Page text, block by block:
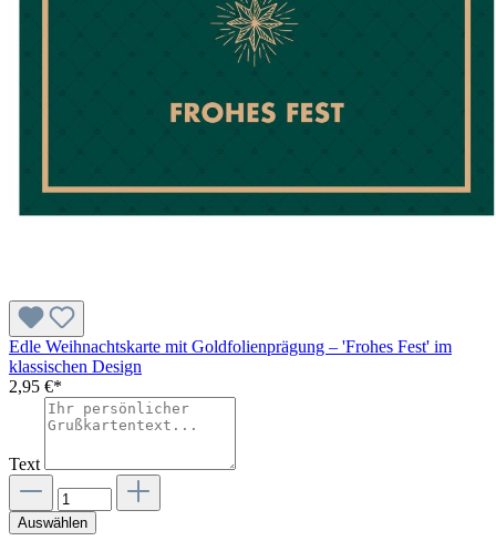
Edle Weihnachtskarte mit Goldfolienprägung – 'Frohes Fest' im
klassischen Design
2,95 €*
Text
Auswählen